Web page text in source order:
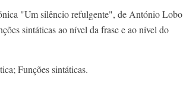
"Um silêncio refulgente", de António Lobo
sintáticas ao nível da frase e ao nível do
Funções sintáticas.